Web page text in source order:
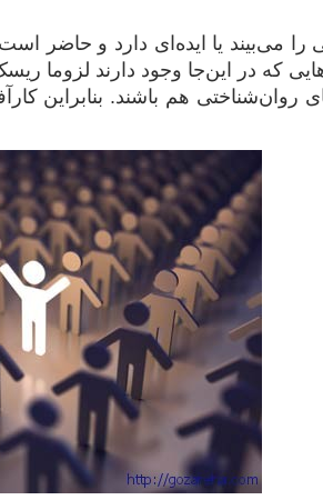
می‌بیند یا ایده‌ای دارد و حاضر
که در این‌جا وجود دارند لزوما
روان‌شناختی هم باشند. بنابراین